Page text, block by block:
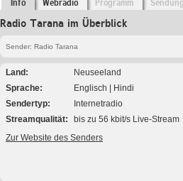
Info Webradio Programm
Radio Tarana im Überblick
Sender: Radio Tarana
Land
Neuseeland
Sprache
Englisch | Hindi
Sendertyp
Internetradio
Streamqualität
bis zu 56 kbit/s Live-Stream
Zur Website des Senders